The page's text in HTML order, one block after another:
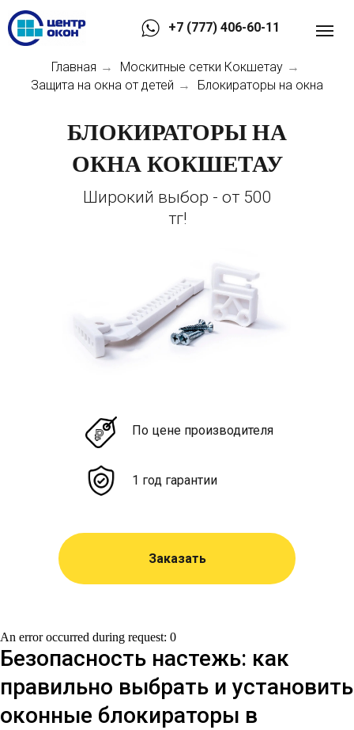
+7 (777) 406-60-11
Главная → Москитные сетки Кокшетау →
Защита на окна от детей → Блокираторы на окна
БЛОКИРАТОРЫ НА
ОКНА КОКШЕТАУ
По цене производителя
1 год гарантии
Заказать
Широкий выбор - от 500
тг!
An error occurred during request: 0
Безопасность настежь: как
правильно выбрать и установить
оконные блокираторы в